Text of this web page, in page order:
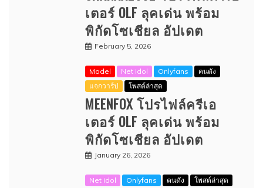
เตอร์ OLF ลุคเด่น พร้อม
พิกัดโซเชียล อัปเดต
February 5, 2026
Model Net idol Onlyfans
คนดัง
แจกวาร์ป
โพสต์ล่าสุด
MEENFOX โปรไฟล์ครีเอ
เตอร์ OLF ลุคเด่น พร้อม
พิกัดโซเชียล อัปเดต
January 26, 2026
Net idol Onlyfans คนดัง โพสต์ล่าสุด